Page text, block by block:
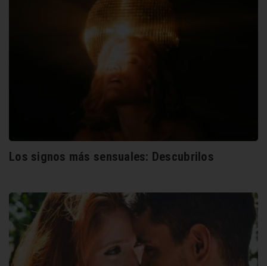
Los signos más sensuales: Descubrilos